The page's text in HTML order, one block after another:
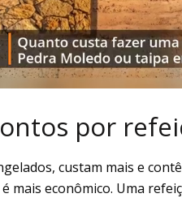
por
custam mais e
mais econômico. Uma